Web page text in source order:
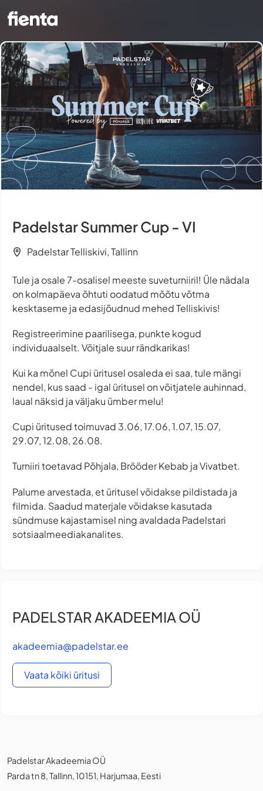
Padelstar Summer Cup - VI
Padelstar Telliskivi, Tallinn
Tule ja osale 7-osalisel meeste suveturniiril! Üle nädala
on kolmapäeva õhtuti oodatud mõõtu võtma
kesktaseme ja edasijõudnud mehed Telliskivis!
Registreerimine paarilisega, punkte kogud
individuaalselt. Võitjale suur rändkarikas!
Kui ka mõnel Cupi üritusel osaleda ei saa, tule mängi
nendel, kus saad - igal üritusel on võitjatele auhinnad,
laual näksid ja väljaku ümber melu!
Cupi üritused toimuvad 3.06, 17.06, 1.07, 15.07,
29.07, 12.08, 26.08.
Turniiri toetavad Põhjala, Brööder Kebab ja Vivatbet.
Palume arvestada, et üritusel võidakse pildistada ja
filmida. Saadud materjale võidakse kasutada
sündmuse kajastamisel ning avaldada Padelstari
sotsiaalmeediakanalites.
PADELSTAR AKADEEMIA OÜ
akadeemia@padelstar.ee
Vaata kõiki üritusi
Padelstar Akadeemia OÜ
Parda tn 8, Tallinn, 10151, Harjumaa, Eesti